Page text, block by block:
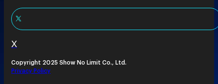
X
Copyright 2025 Show No Limit Co., Ltd.
Privacy Policy